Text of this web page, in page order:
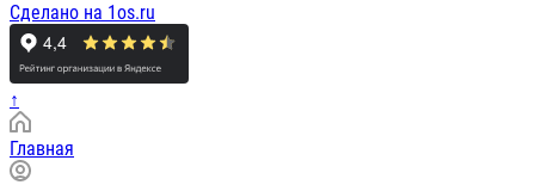
Сделано на 1os.ru
↑
Главная